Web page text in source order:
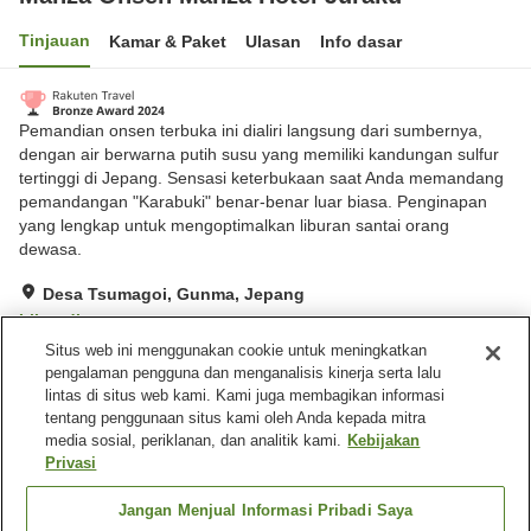
Tinjauan Kamar & Paket Ulasan Info dasar
Pemandian onsen terbuka ini dialiri langsung dari sumbernya,
dengan air berwarna putih susu yang memiliki kandungan sulfur
tertinggi di Jepang. Sensasi keterbukaan saat Anda memandang
pemandangan "Karabuki" benar-benar luar biasa. Penginapan
yang lengkap untuk mengoptimalkan liburan santai orang
dewasa.
Desa Tsumagoi, Gunma, Jepang
Lihat di peta
Hebat Ulasan:947
Fasilitas properti
Wi-Fi
Ruang pengeringan
Parkir gratis
Situs web ini menggunakan cookie untuk meningkatkan
pengalaman pengguna dan menganalisis kinerja serta lalu
lintas di situs web kami. Kami juga membagikan informasi
tentang penggunaan situs kami oleh Anda kepada mitra
media sosial, periklanan, dan analitik kami. Kebijakan
Privasi
Jangan Menjual Informasi Pribadi Saya